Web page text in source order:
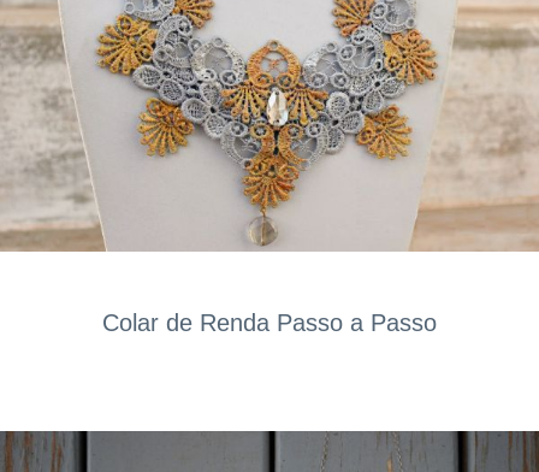
Colar de Renda Passo a Passo